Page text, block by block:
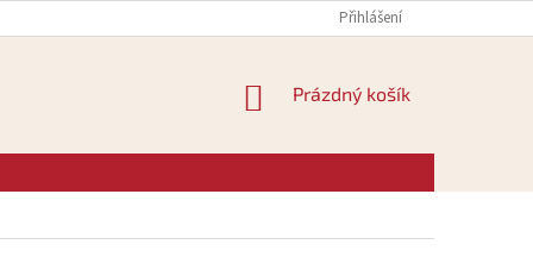
Přihlášení
NÁKUPNÍ
Prázdný košík